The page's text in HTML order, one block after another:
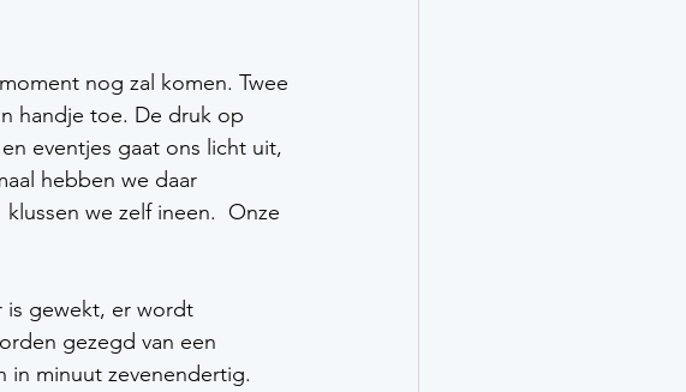
nog zal komen. Twee
handje toe. De druk op
eventjes gaat ons licht uit,
hebben we daar
klussen we zelf ineen.  Onze
is gewekt, er wordt
gezegd van een
in minuut zevenendertig.